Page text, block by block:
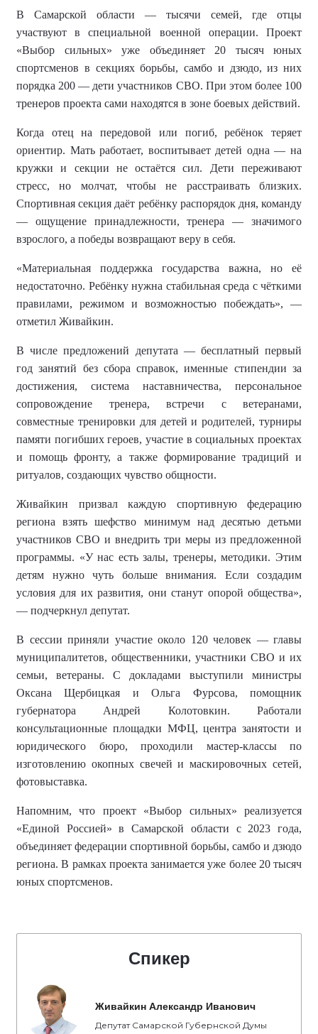
В Самарской области — тысячи семей, где отцы
участвуют в специальной военной операции. Проект
«Выбор сильных» уже объединяет 20 тысяч юных
спортсменов в секциях борьбы, самбо и дзюдо, из них
порядка 200 — дети участников СВО. При этом более 100
тренеров проекта сами находятся в зоне боевых действий.
Когда отец на передовой или погиб, ребёнок теряет
ориентир. Мать работает, воспитывает детей одна — на
кружки и секции не остаётся сил. Дети переживают
стресс, но молчат, чтобы не расстраивать близких.
Спортивная секция даёт ребёнку распорядок дня, команду
— ощущение принадлежности, тренера — значимого
взрослого, а победы возвращают веру в себя.
«Материальная поддержка государства важна, но её
недостаточно. Ребёнку нужна стабильная среда с чёткими
правилами, режимом и возможностью побеждать», —
отметил Живайкин.
В числе предложений депутата — бесплатный первый
год занятий без сбора справок, именные стипендии за
достижения, система наставничества, персональное
сопровождение тренера, встречи с ветеранами,
совместные тренировки для детей и родителей, турниры
памяти погибших героев, участие в социальных проектах
и помощь фронту, а также формирование традиций и
ритуалов, создающих чувство общности.
Живайкин призвал каждую спортивную федерацию
региона взять шефство минимум над десятью детьми
участников СВО и внедрить три меры из предложенной
программы. «У нас есть залы, тренеры, методики. Этим
детям нужно чуть больше внимания. Если создадим
условия для их развития, они станут опорой общества»,
— подчеркнул депутат.
В сессии приняли участие около 120 человек — главы
муниципалитетов, общественники, участники СВО и их
семьи, ветераны. С докладами выступили министры
Оксана Щербицкая и Ольга Фурсова, помощник
губернатора Андрей Колотовкин. Работали
консультационные площадки МФЦ, центра занятости и
юридического бюро, проходили мастер-классы по
изготовлению окопных свечей и маскировочных сетей,
фотовыставка.
Напомним, что проект «Выбор сильных» реализуется
«Единой Россией» в Самарской области с 2023 года,
объединяет федерации спортивной борьбы, самбо и дзюдо
региона. В рамках проекта занимается уже более 20 тысяч
юных спортсменов.
Спикер
Живайкин Александр Иванович
Депутат Самарской Губернской Думы